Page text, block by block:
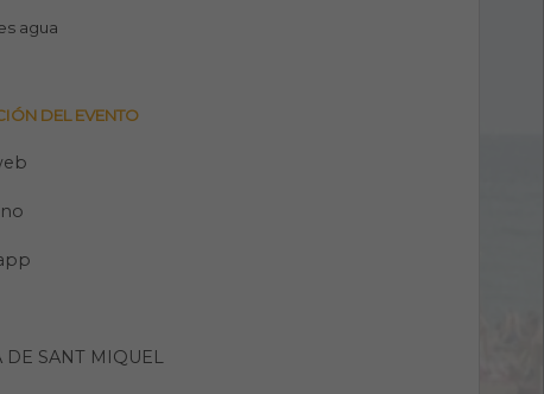
agua
DEL EVENTO
DE SANT MIQUEL